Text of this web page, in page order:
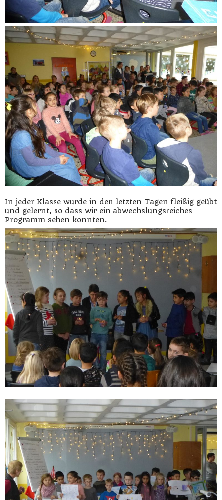
In jeder Klasse wurde in den letzten Tagen fleißig geübt
und gelernt, so dass wir ein abwechslungsreiches
Programm sehen konnten.